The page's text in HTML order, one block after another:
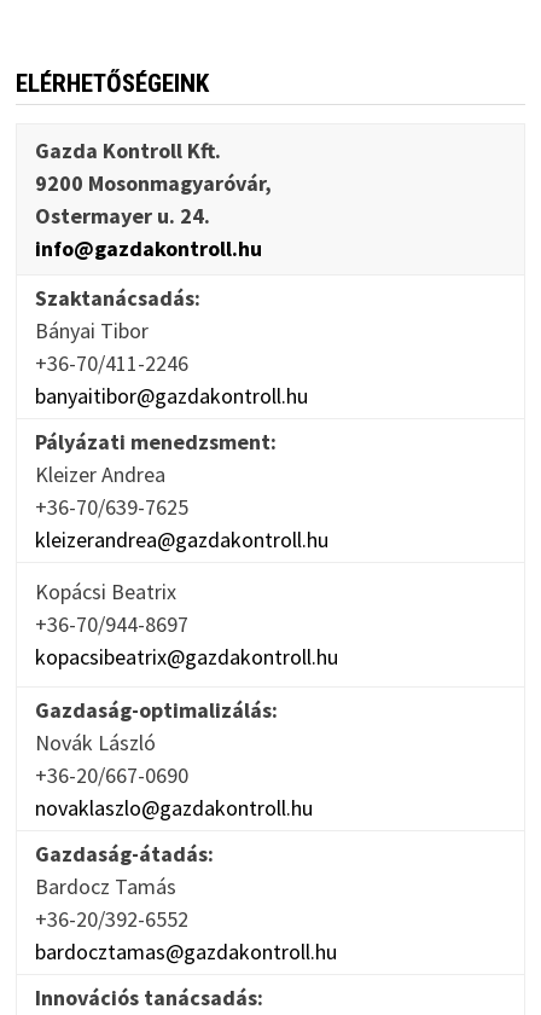
ELÉRHETŐSÉGEINK
Gazda Kontroll Kft.
9200 Mosonmagyaróvár,
Ostermayer u. 24.
info@gazdakontroll.hu
Szaktanácsadás:
Bányai Tibor
+36-70/411-2246
banyaitibor@gazdakontroll.hu
Pályázati menedzsment:
Kleizer Andrea
+36-70/639-7625
kleizerandrea@gazdakontroll.hu
Kopácsi Beatrix
+36-70/944-8697
kopacsibeatrix@gazdakontroll.hu
Gazdaság-optimalizálás:
Novák László
+36-20/667-0690
novaklaszlo@gazdakontroll.hu
Gazdaság-átadás:
Bardocz Tamás
+36-20/392-6552
bardocztamas@gazdakontroll.hu
Innovációs tanácsadás: